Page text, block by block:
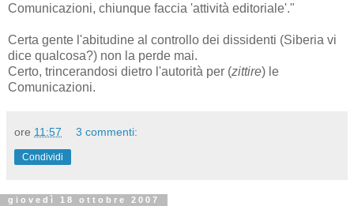
Comunicazioni, chiunque faccia 'attività editoriale'."
Certa gente l'abitudine al controllo dei dissidenti (Siberia vi
dice qualcosa?) non la perde mai.
Certo, trincerandosi dietro l'autorità per (zittire) le
Comunicazioni.
ore 11:57 3 commenti:
Condividi
giovedì 18 ottobre 2007